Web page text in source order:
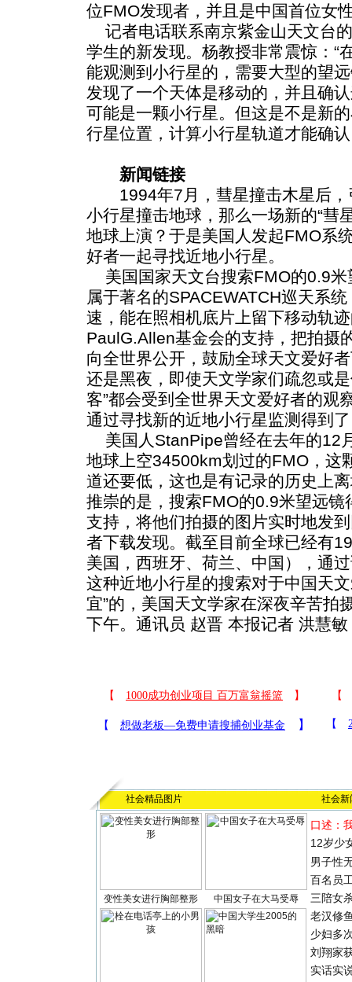
位FMO发现者，并且是中国首位女
记者电话联系南京紫金山天文台
学生的新发现。杨教授非常震惊：“
能观测到小行星的，需要大型的望
发现了一个天体是移动的，并且确
可能是一颗小行星。但这是不是新
行星位置，计算小行星轨道才能确认
新闻链接
1994年7月，彗星撞击木星后，
小行星撞击地球，那么一场新的“彗
地球上演？于是美国人发起FMO系
好者一起寻找近地小行星。
美国国家天文台搜索FMO的0.9米
属于著名的SPACEWATCH巡天系
速，能在照相机底片上留下移动轨
PaulG.Allen基金会的支持，把拍摄
向全世界公开，鼓励全球天文爱好
还是黑夜，即使天文学家们疏忽或
客”都会受到全世界天文爱好者的观
通过寻找新的近地小行星监测得到
美国人StanPipe曾经在去年的12
地球上空34500km划过的FMO，这
道还要低，这也是有记录的历史上
推崇的是，搜索FMO的0.9米望远
支持，将他们拍摄的图片实时地发
者下载发现。截至目前全球已经有
美国，西班牙、荷兰、中国），通
这种近地小行星的搜索对于中国天
宜”的，美国天文学家在深夜辛苦拍
下午。通讯员 赵晋 本报记者 洪慧敏
社会精品图片 社会新
变性美女进行胸部整形 中国女子在大马受辱
口述：
12岁少
男子性
百名员
三陪女
老汉修
少妇多
刘翔家
实话实